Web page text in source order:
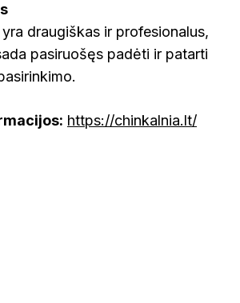
draugiškas ir profesionalus,
pasiruošęs padėti ir patarti
https://chinkalnia.lt/